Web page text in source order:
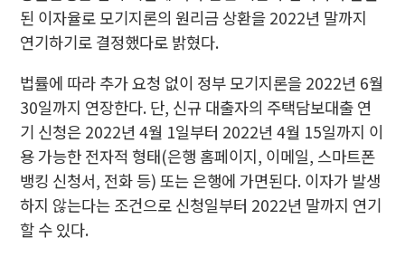
된 이자율로 모기지론의 원리금 상환을 2022년 말까지
연기하기로 결정했다로 밝혔다.
법률에 따라 추가 요청 없이 정부 모기지론을 2022년 6월
30일까지 연장한다. 단, 신규 대출자의 주택담보대출 연
기 신청은 2022년 4월 1일부터 2022년 4월 15일까지 이
용 가능한 전자적 형태(은행 홈페이지, 이메일, 스마트폰
뱅킹 신청서, 전화 등) 또는 은행에 가면된다. 이자가 발생
하지 않는다는 조건으로 신청일부터 2022년 말까지 연기
할 수 있다.